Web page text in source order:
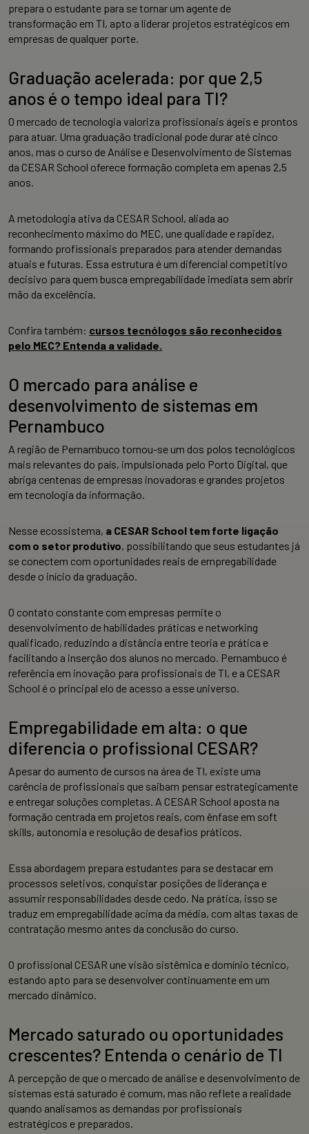
prepara o estudante para se tornar um agente de
transformação em TI, apto a liderar projetos estratégicos em
empresas de qualquer porte.
Graduação acelerada: por que 2,5
anos é o tempo ideal para TI?
O mercado de tecnologia valoriza profissionais ágeis e prontos
para atuar. Uma graduação tradicional pode durar até cinco
anos, mas o curso de Análise e Desenvolvimento de Sistemas
da CESAR School oferece formação completa em apenas 2,5
anos.
A metodologia ativa da CESAR School, aliada ao
reconhecimento máximo do MEC, une qualidade e rapidez,
formando profissionais preparados para atender demandas
atuais e futuras. Essa estrutura é um diferencial competitivo
decisivo para quem busca empregabilidade imediata sem abrir
mão da excelência.
Confira também: cursos tecnólogos são reconhecidos
pelo MEC? Entenda a validade.
O mercado para análise e
desenvolvimento de sistemas em
Pernambuco
A região de Pernambuco tornou-se um dos polos tecnológicos
mais relevantes do país, impulsionada pelo Porto Digital, que
abriga centenas de empresas inovadoras e grandes projetos
em tecnologia da informação.
Nesse ecossistema, a CESAR School tem forte ligação
com o setor produtivo, possibilitando que seus estudantes já
se conectem com oportunidades reais de empregabilidade
desde o início da graduação.
O contato constante com empresas permite o
desenvolvimento de habilidades práticas e networking
qualificado, reduzindo a distância entre teoria e prática e
facilitando a inserção dos alunos no mercado. Pernambuco é
referência em inovação para profissionais de TI, e a CESAR
School é o principal elo de acesso a esse universo.
Empregabilidade em alta: o que
diferencia o profissional CESAR?
Apesar do aumento de cursos na área de TI, existe uma
carência de profissionais que saibam pensar estrategicamente
e entregar soluções completas. A CESAR School aposta na
formação centrada em projetos reais, com ênfase em soft
skills, autonomia e resolução de desafios práticos.
Essa abordagem prepara estudantes para se destacar em
processos seletivos, conquistar posições de liderança e
assumir responsabilidades desde cedo. Na prática, isso se
traduz em empregabilidade acima da média, com altas taxas de
contratação mesmo antes da conclusão do curso.
O profissional CESAR une visão sistêmica e domínio técnico,
estando apto para se desenvolver continuamente em um
mercado dinâmico.
Mercado saturado ou oportunidades
crescentes? Entenda o cenário de TI
A percepção de que o mercado de análise e desenvolvimento de
sistemas está saturado é comum, mas não reflete a realidade
quando analisamos as demandas por profissionais
estratégicos e preparados.